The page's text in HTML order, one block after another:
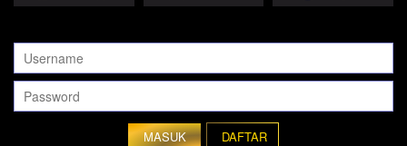
DAFTAR